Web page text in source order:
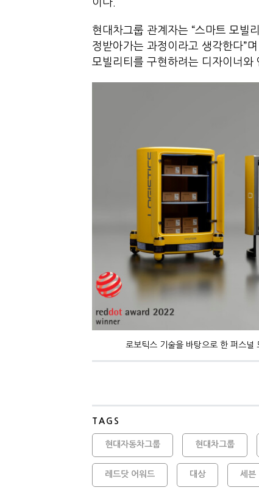
현대차그룹 관계자는 “스마트 모빌
정받아가는 과정이라고 생각한다”
모빌리티를 구현하려는 디자이너와
로보틱스 기술을 바탕으로 한 퍼스
TAGS
현대자동차그룹 현대차그룹
레드닷 어워드 대상 세븐